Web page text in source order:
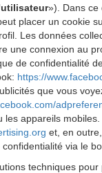
»). Dans ce
placer un cookie
Les données
une connexion au
de confidentialité
https://
que vous
appareils
et, en
via le
techniques